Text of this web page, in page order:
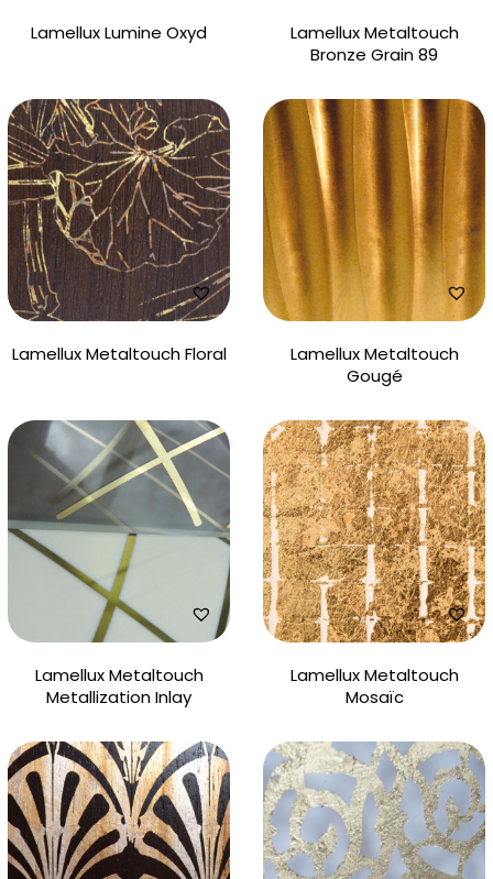
Lamellux Lumine Oxyd
Lamellux Metaltouch
Bronze Grain 89
Lamellux Metaltouch Floral
Lamellux Metaltouch
Gougé
Lamellux Metaltouch
Metallization Inlay
Lamellux Metaltouch
Mosaïc